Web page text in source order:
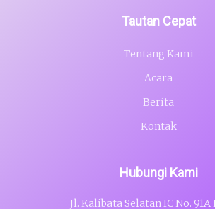
Tautan Cepat
Tentang Kami
Acara
Berita
Kontak
Hubungi Kami
Jl. Kalibata Selatan IC No. 91A